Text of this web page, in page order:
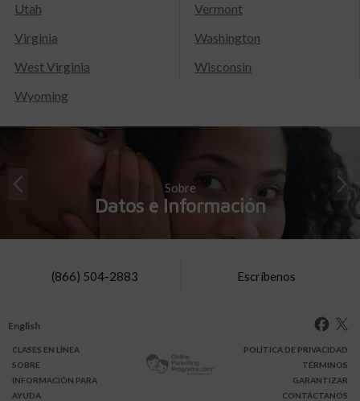
Utah
Vermont
Virginia
Washington
West Virginia
Wisconsin
Wyoming
Sobre
Datos e Información
(866) 504-2883 Escríbenos
English
CLASES EN LÍNEA
SOBRE
INFORMACIÓN PARA
AYUDA
POLÍTICA DE PRIVACIDAD
TÉRMINOS
GARANTIZAR
CONTÁCTANOS